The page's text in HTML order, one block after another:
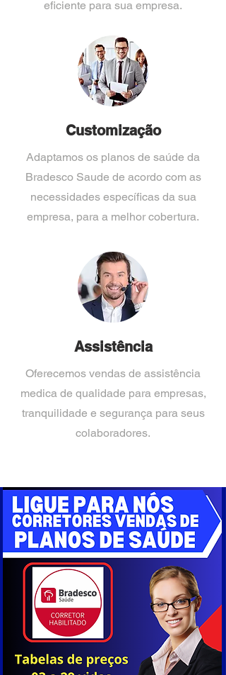
eficiente para sua empresa.
Customização
Adaptamos os planos de saúde da
Bradesco Saude de acordo com as
necessidades específicas da sua
empresa, para a melhor cobertura.
Assistência
Oferecemos vendas de assistência
medica de qualidade para empresas,
tranquilidade e segurança para seus
colaboradores.